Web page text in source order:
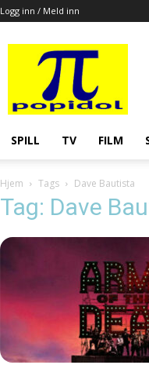
Logg inn / Meld inn
SPILL TV FILM
Hjem Tags Dave Bautista
Tag: Dave